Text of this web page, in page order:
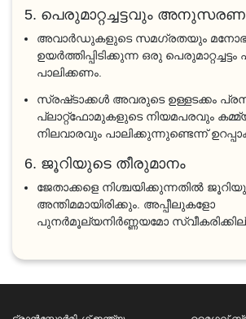
5. പെരുമാറ്റച്ചട്ടവും
അവാർഡുകളുടെ സമഗ്രതയും
ഉയർത്തിപ്പിടിക്കുന്ന ഒരു
പാലിക്കണം.
സ്രഷ്‌ടാക്കൾ അവരുടെ ഉള്ളടക്കം
പ്ലാറ്റ്‌ഫോമുകളുടെ നിയമപരവും
നിലവാരവും പാലിക്കുന്നുണ്ടെന്ന്
6. ജൂറിയുടെ തീരുമാനം
ജേതാക്കളെ നിശ്ചയിക്കുന്നതിൽ
അന്തിമമായിരിക്കും. അപ്പീലുകളോ
പുനർമൂല്യനിർണ്ണയമോ